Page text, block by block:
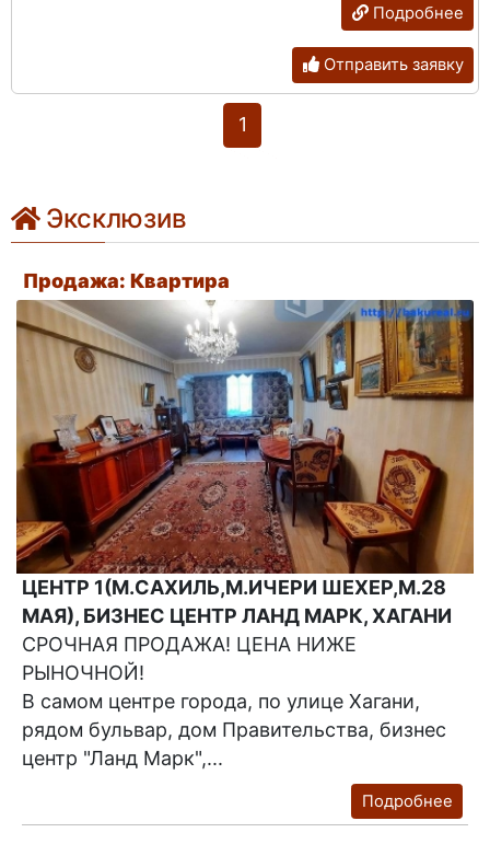
Подробнее
Отправить заявку
1
Эксклюзив
Продажа: Квартира
ЦЕНТР 1(М.САХИЛЬ,М.ИЧЕРИ ШЕХЕР,М.28
МАЯ), БИЗНЕС ЦЕНТР ЛАНД МАРК, ХАГАНИ
СРОЧНАЯ ПРОДАЖА! ЦЕНА НИЖЕ
РЫНОЧНОЙ!
В самом центре города, по улице Хагани,
рядом бульвар, дом Правительства, бизнес
центр "Ланд Марк",...
Подробнее